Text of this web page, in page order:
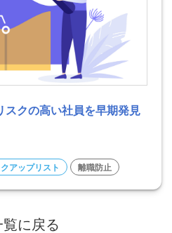
クの高い社員を早期発見
アップリスト 離職防止
覧に戻る